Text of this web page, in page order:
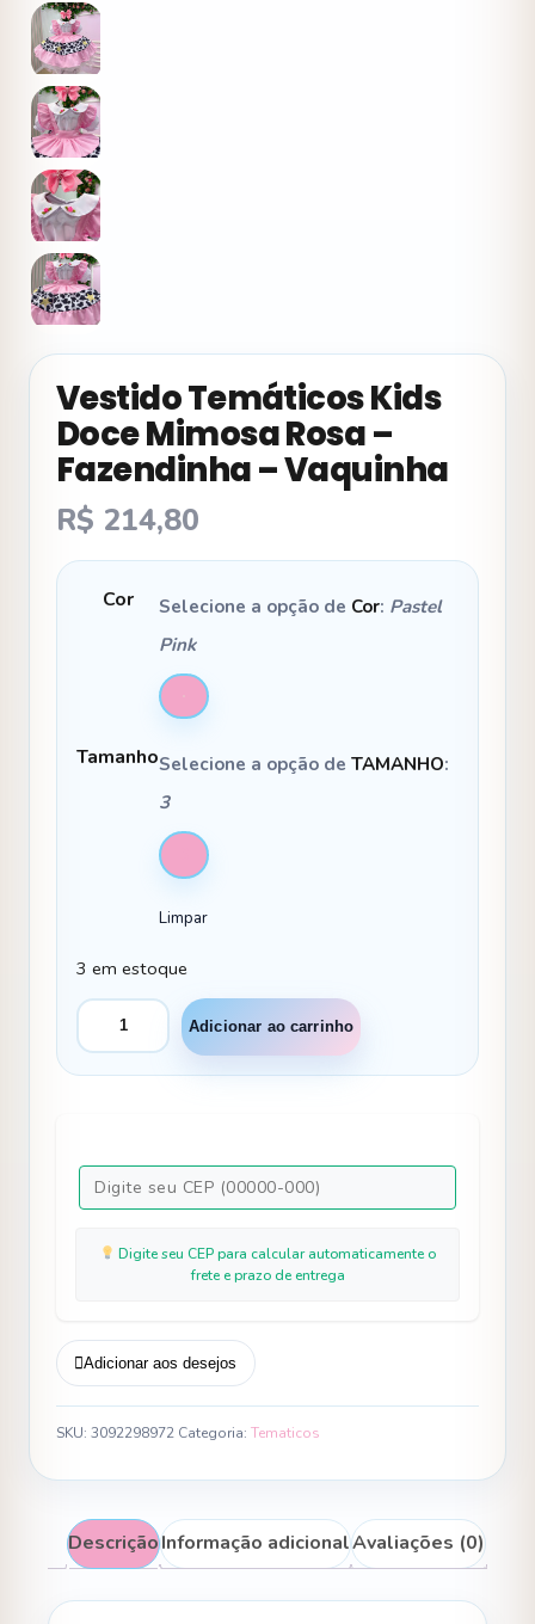
Vestido Temáticos Kids
Doce Mimosa Rosa –
Fazendinha – Vaquinha
R$ 214,80
Cor Selecione a opção de Cor: Pastel
Pink
TamanhoSelecione a opção de TAMANHO:
3
Limpar
3 em estoque
Vestido
Temáticos
-
Fazendinha
Vaquinha
Adicionar ao carrinho
Digite seu CEP para calcular automaticamente o
frete e prazo de entrega
Adicionar aos desejos
SKU: 3092298972 Categoria: Tematicos
DescriçãoInformação adicionalAvaliações (0)